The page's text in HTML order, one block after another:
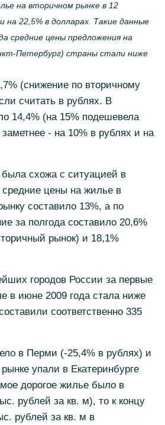
на вторичном рынке в 12
на 22,5% в долларах. Такие данные
средние цены предложения на
Петербург) страны стали ниже
(снижение по вторичному
считать в рублях. В
14,4% (на 15% подешевела
- на 10% в рублях и на
схожа с ситуацией в
средние цены на жилье в
составило 13%, а по
за полгода составило 20,6%
рынок) и 18,1%
городов России за первые
в июне 2009 года стала ниже
соответственно 335
в Перми (-25,4% в рублях) и
упали в Екатеринбурге
дорогое жилье было в
рублей за кв. м), то к концу
рублей за кв. м в